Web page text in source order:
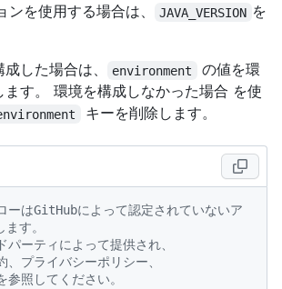
を使用する場合は、
JAVA_VERSION を
した場合は、
environment
の値を環
す。 環境を構成しなかった場合 を使
キーを削除します。
ーはGitHubによって認定されていないア
す。
ーティによって提供され、
プライバシーポリシー、
照してください。